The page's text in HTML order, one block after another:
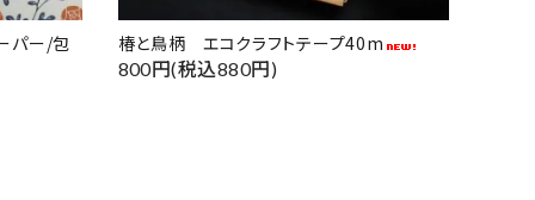
パー/包
椿と鳥柄 エコクラフトテープ40m
800円(税込880円)